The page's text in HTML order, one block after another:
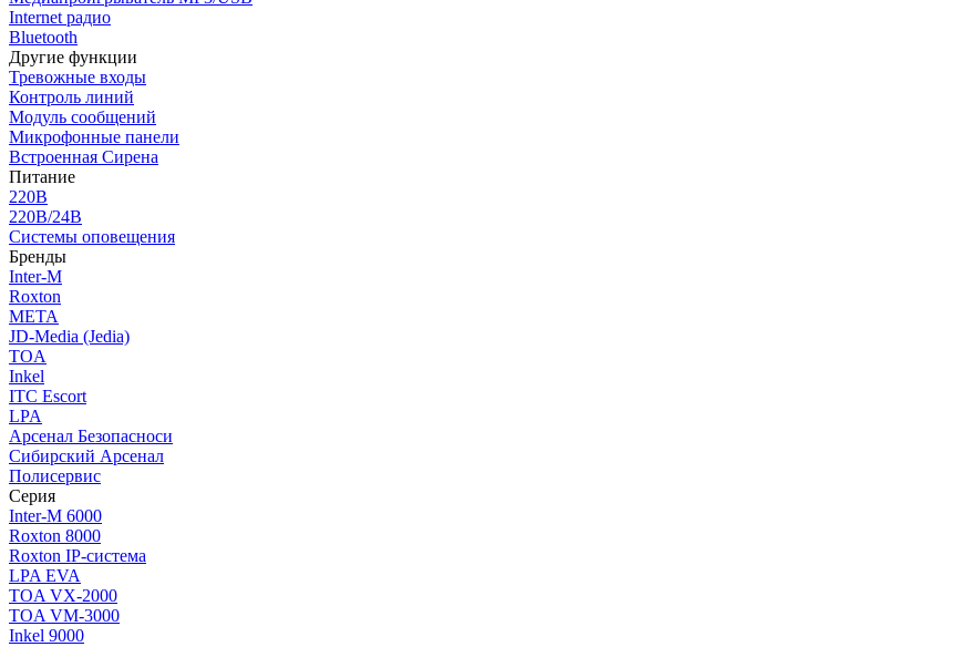
Internet радио
Bluetooth
Другие функции
Тревожные входы
Контроль линий
Модуль сообщений
Микрофонные панели
Встроенная Сирена
Питание
220В
220В/24В
Системы оповещения
Бренды
Inter-M
Roxton
МЕТА
JD-Media (Jedia)
TOA
Inkel
ITC Escort
LPA
Арсенал Безопасноси
Сибирский Арсенал
Полисервис
Серия
Inter-M 6000
Roxton 8000
Roxton IP-система
LPA EVA
TOA VX-2000
TOA VM-3000
Inkel 9000